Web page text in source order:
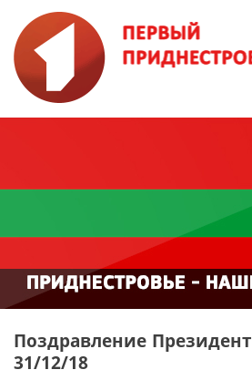
Поздравление
31/12/18